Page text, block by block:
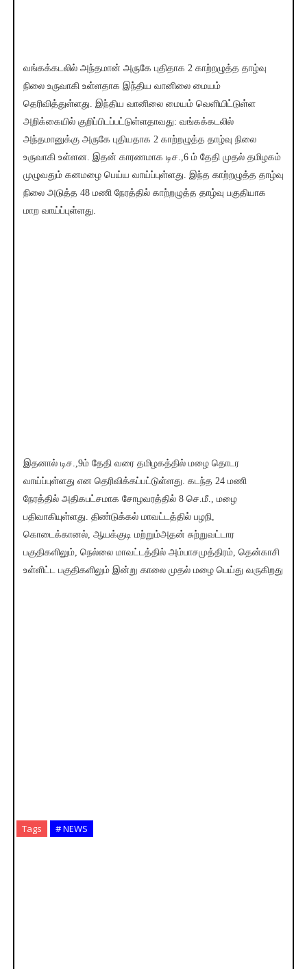
வங்கக்கடலில் அந்தமான் அருகே புதிதாக 2 காற்றழுத்த தாழ்வு
நிலை உருவாகி உள்ளதாக இந்திய வானிலை மையம்
தெரிவித்துள்ளது. இந்திய வானிலை மையம் வெளியிட்டுள்ள
அறிக்கையில் குறிப்பிடப்பட்டுள்ளதாவது: வங்கக்கடலில்
அந்தமானுக்கு அருகே புதியதாக 2 காற்றழுத்த தாழ்வு நிலை
உருவாகி உள்ளன. இதன் காரணமாக டிச.,6 ம் தேதி முதல் தமிழகம்
முழுவதும் கனமழை பெய்ய வாய்ப்புள்ளது. இந்த காற்றழுத்த தாழ்வு
நிலை அடுத்த 48 மணி நேரத்தில் காற்றழுத்த தாழ்வு பகுதியாக
மாற வாய்ப்புள்ளது.
இதனால் டிச.,9ம் தேதி வரை தமிழகத்தில் மழை தொடர
வாய்ப்புள்ளது என தெரிவிக்கப்பட்டுள்ளது. கடந்த 24 மணி
நேரத்தில் அதிகபட்சமாக சோழவரத்தில் 8 செ.மீ., மழை
பதிவாகியுள்ளது. திண்டுக்கல் மாவட்டத்தில் பழநி,
கொடைக்கானல், ஆயக்குடி மற்றும்அதன் சுற்றுவட்டார
பகுதிகளிலும், நெல்லை மாவட்டத்தில் அம்பாசமுத்திரம், தென்காசி
உள்ளிட்ட பகுதிகளிலும் இன்று காலை முதல் மழை பெய்து வருகிறது
Tags # NEWS